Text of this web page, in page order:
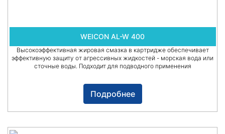
WEICON AL-W 400
Высокоэффективная жировая смазка в картридже обеспечивает
эффективную защиту от агрессивных жидкостей - морская вода или
сточные воды. Подходит для подводного применения
Подробнее